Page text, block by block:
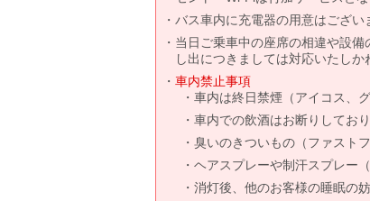
バス車内に充電器の用意はござい
当日ご乗車中の座席の相違や設
し出につきましては対応いたしか
車内禁止事項
車内は終日禁煙（アイコス、
車内での飲酒はお断りしてお
臭いのきついもの（ファスト
ヘアスプレーや制汗スプレー
消灯後、他のお客様の睡眠の